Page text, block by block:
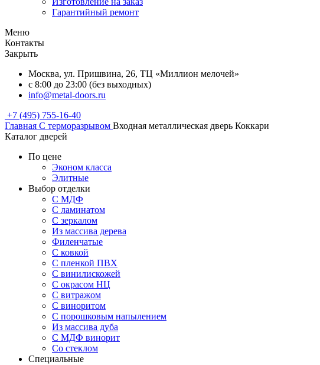
Гарантийный ремонт
Меню
Контакты
Закрыть
Москва, ул. Пришвина, 26, ТЦ «Миллион мелочей»
с 8:00 до 23:00 (без выходных)
info@metal-doors.ru
+7 (495) 755-16-40
Главная С терморазрывом Входная металлическая дверь Коккари
Каталог дверей
По цене
Эконом класса
Элитные
Выбор отделки
С МДФ
С ламинатом
С зеркалом
Из массива дерева
Филенчатые
С ковкой
С пленкой ПВХ
С винилискожей
С окрасом НЦ
С витражом
С виноритом
С порошковым напылением
Из массива дуба
С МДФ винорит
Со стеклом
Специальные